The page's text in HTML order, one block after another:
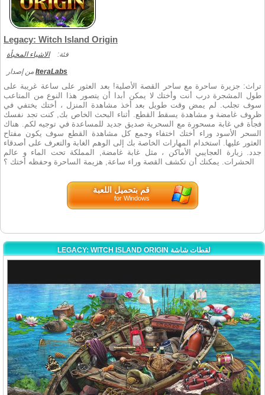
Legacy: Witch Island Origin
فئة: الاشياء المخبأة
IteraLabs
تراث: جزيرة ساحرة مع ساحر القصة الأصلية! بعد العثور على ساعة غريبة على
طول المشجرة درب أنت وأختك لا يمكن أبدا أن يتصور هذا النوع من المتاعب
سوف تجلب. لم يمض وقت طويل بعد أخذ مشاهدة المنزل ، أختك يختفي في
ظروف غامضة و مشاهدة يسقط القطع. أثناء البحث الخاص بك, كنت تجد نفسك
فجأة في غابة مسحورة مع السحرية صديق جديد للمساعدة في توجيه لكم. هناك
السحر الأسود وراء أختك اختفاء وجمع كل مشاهدة القطع سوف يكون مفتاح
العثور عليها. استخدام المهارات الخاصة بك إلى الوهم الغابة والتعرف على أصدقاء
جدد. زيارة العجايبي الأماكن ، مثل غابة غامضة, المملكة تحت الماء و عالم
الحشرات. يمكنك أن تكشف القصة وراء ساعة, هزيمة الساحرة وحفظه أختك ؟
قم بتحميل اللعبة
for Windows
LEGACY: WITCH ISLAND ORIGIN لقطات شاشة